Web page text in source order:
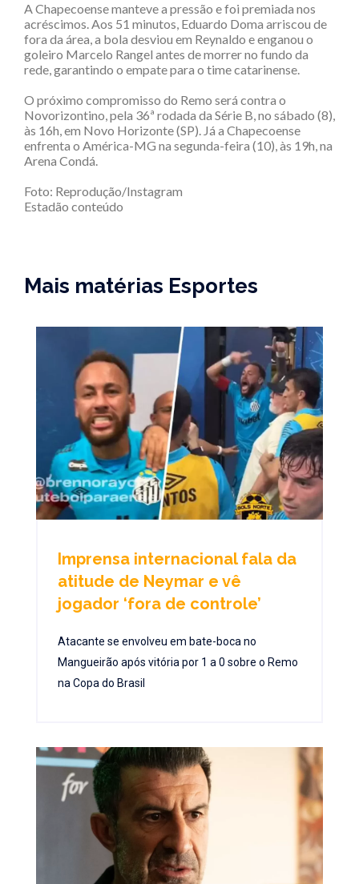
A Chapecoense manteve a pressão e foi premiada nos
acréscimos. Aos 51 minutos, Eduardo Doma arriscou de
fora da área, a bola desviou em Reynaldo e enganou o
goleiro Marcelo Rangel antes de morrer no fundo da
rede, garantindo o empate para o time catarinense.
O próximo compromisso do Remo será contra o
Novorizontino, pela 36ª rodada da Série B, no sábado (8),
às 16h, em Novo Horizonte (SP). Já a Chapecoense
enfrenta o América-MG na segunda-feira (10), às 19h, na
Arena Condá.
Foto: Reprodução/Instagram
Estadão conteúdo
Mais matérias Esportes
Imprensa internacional fala da
atitude de Neymar e vê
jogador ‘fora de controle’
Atacante se envolveu em bate-boca no
Mangueirão após vitória por 1 a 0 sobre o Remo
na Copa do Brasil